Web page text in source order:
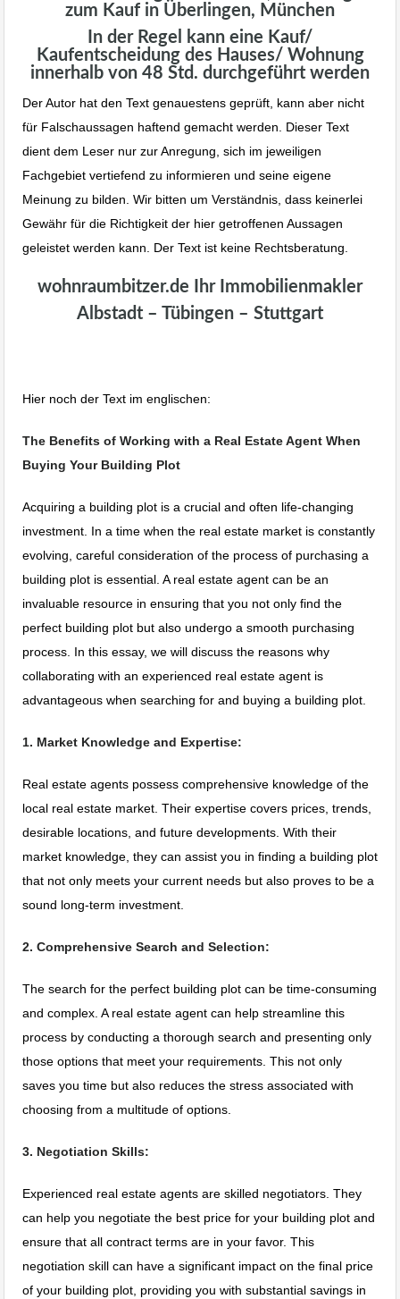
zum Kauf in Überlingen, München
In der Regel kann eine Kauf/
Kaufentscheidung des Hauses/ Wohnung
innerhalb von 48 Std. durchgeführt werden
Der Autor hat den Text genauestens geprüft, kann aber nicht
für Falschaussagen haftend gemacht werden. Dieser Text
dient dem Leser nur zur Anregung, sich im jeweiligen
Fachgebiet vertiefend zu informieren und seine eigene
Meinung zu bilden. Wir bitten um Verständnis, dass keinerlei
Gewähr für die Richtigkeit der hier getroffenen Aussagen
geleistet werden kann. Der Text ist keine Rechtsberatung.
wohnraumbitzer.de Ihr Immobilienmakler
Albstadt – Tübingen – Stuttgart
Hier noch der Text im englischen:
The Benefits of Working with a Real Estate Agent When
Buying Your Building Plot
Acquiring a building plot is a crucial and often life-changing
investment. In a time when the real estate market is constantly
evolving, careful consideration of the process of purchasing a
building plot is essential. A real estate agent can be an
invaluable resource in ensuring that you not only find the
perfect building plot but also undergo a smooth purchasing
process. In this essay, we will discuss the reasons why
collaborating with an experienced real estate agent is
advantageous when searching for and buying a building plot.
1. Market Knowledge and Expertise:
Real estate agents possess comprehensive knowledge of the
local real estate market. Their expertise covers prices, trends,
desirable locations, and future developments. With their
market knowledge, they can assist you in finding a building plot
that not only meets your current needs but also proves to be a
sound long-term investment.
2. Comprehensive Search and Selection:
The search for the perfect building plot can be time-consuming
and complex. A real estate agent can help streamline this
process by conducting a thorough search and presenting only
those options that meet your requirements. This not only
saves you time but also reduces the stress associated with
choosing from a multitude of options.
3. Negotiation Skills:
Experienced real estate agents are skilled negotiators. They
can help you negotiate the best price for your building plot and
ensure that all contract terms are in your favor. This
negotiation skill can have a significant impact on the final price
of your building plot, providing you with substantial savings in